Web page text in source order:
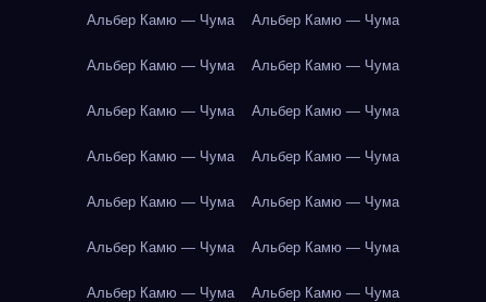
Альбер Камю — Чума Альбер Камю — Чума
Альбер Камю — Чума Альбер Камю — Чума
Альбер Камю — Чума Альбер Камю — Чума
Альбер Камю — Чума Альбер Камю — Чума
Альбер Камю — Чума Альбер Камю — Чума
Альбер Камю — Чума Альбер Камю — Чума
Альбер Камю — Чума Альбер Камю — Чума